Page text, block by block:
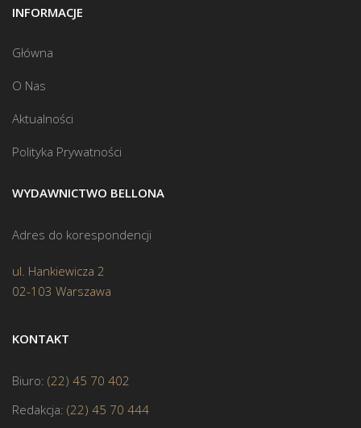
INFORMACJE
Główna
O Nas
Aktualności
Polityka Prywatności
WYDAWNICTWO BELLONA
Adres do korespondencji
ul. Hankiewicza 2
02-103 Warszawa
KONTAKT
Biuro: (22) 45 70 402
Redakcja: (22) 45 70 444